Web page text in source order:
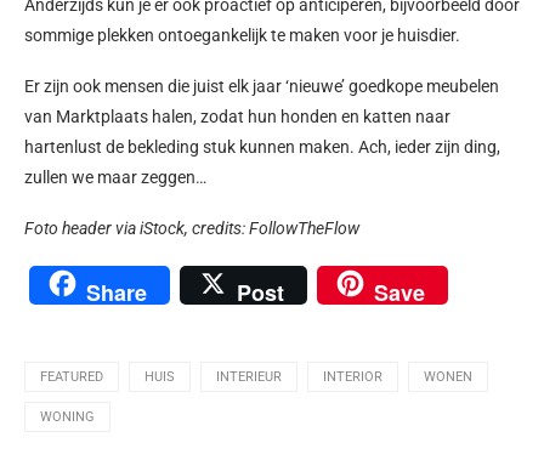
Anderzijds kun je er ook proactief op anticiperen, bijvoorbeeld door
sommige plekken ontoegankelijk te maken voor je huisdier.
Er zijn ook mensen die juist elk jaar ‘nieuwe’ goedkope meubelen
van Marktplaats halen, zodat hun honden en katten naar
hartenlust de bekleding stuk kunnen maken. Ach, ieder zijn ding,
zullen we maar zeggen…
Foto header via iStock, credits:FollowTheFlow
Share Post Save
FEATURED HUIS INTERIEUR INTERIOR WONEN
WONING